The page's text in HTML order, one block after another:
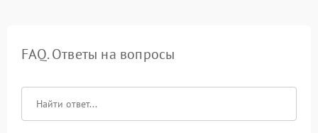
FAQ. Ответы на вопросы